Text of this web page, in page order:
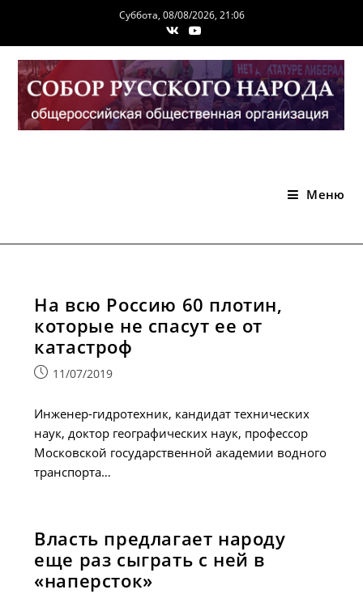
содержимому
Суббота, 08/08/2026, 21:06
Меню
На всю Россию 60 плотин,
которые не спасут ее от
катастроф
Запись11/07/2019
Инженер-гидротехник, кандидат технических
наук, доктор географических наук, профессор
Московской государственной академии водного
транспорта…
Власть предлагает народу
еще раз сыграть с ней в
«наперсток»